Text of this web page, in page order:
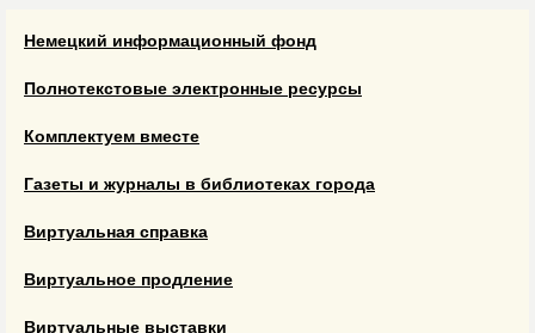
Немецкий информационный фонд
Полнотекстовые электронные ресурсы
Комплектуем вместе
Газеты и журналы в библиотеках города
Виртуальная справка
Виртуальное продление
Виртуальные выставки